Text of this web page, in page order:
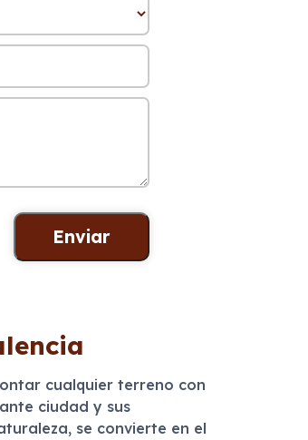
cualquier terreno con
ciudad y sus
se convierte en el